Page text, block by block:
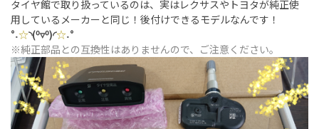
タイヤ館で取り扱っているのは、実はレクサスやトヨタが純正使
用しているメーカーと同じ！後付けできるモデルなんです！
°˖☆◝(⁰▿⁰)◜☆˖°
※純正部品との互換性はありませんので、ご注意ください。